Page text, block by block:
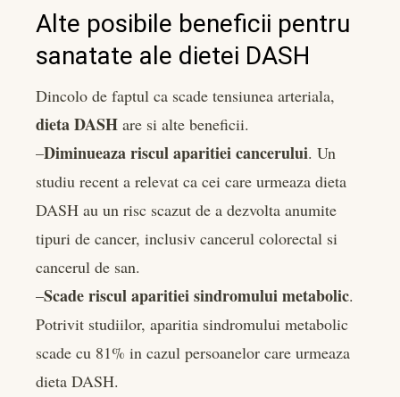
Alte posibile beneficii pentru
sanatate ale dietei DASH
Dincolo de faptul ca scade tensiunea arteriala,
dieta DASH are si alte beneficii.
–Diminueaza riscul aparitiei cancerului. Un
studiu recent a relevat ca cei care urmeaza dieta
DASH au un risc scazut de a dezvolta anumite
tipuri de cancer, inclusiv cancerul colorectal si
cancerul de san.
–Scade riscul aparitiei sindromului metabolic.
Potrivit studiilor, aparitia sindromului metabolic
scade cu 81% in cazul persoanelor care urmeaza
dieta DASH.